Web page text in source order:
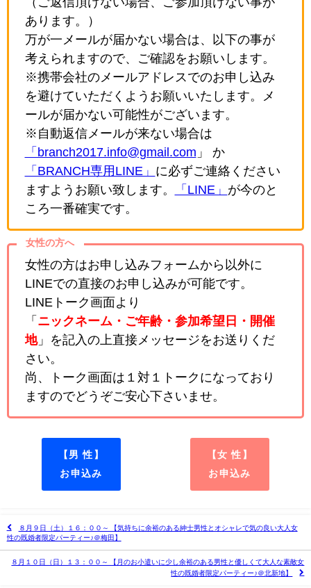
あります。）
万が一メールが届かない場合は、以下の事が
考えられますので、ご確認をお願いします。
※携帯会社のメールアドレスでのお申し込み
を避けていただくようお願いいたします。メ
ールが届かない可能性がございます。
※自動返信メールが来ない場合は
「branch2017.info@gmail.com 」 か
「BRANCH専用LINE」 に必ずご連絡ください
ますようお願い致します。
「LINE」 が今のと
ころ一番確実です。
女性の方へ
女性の方はお申し込みフォームから以外に
LINEでの直接のお申し込みが可能です。
LINEトーク画面より
「 ニックネーム・ご年齢・参加希望日・開催
地」を記入の上直接メッセージをお送りくだ
さい。
尚、トーク画面は１対１トークになっており
ますのでどうぞご安心下さいませ。
【男 性】
お申込み
【女 性】
お申込み
８月９日（土）１６：００～ 【気持ちに余裕のある紳士男性とオシャレで気の良い大人女
性の既婚者限定パーティー♪＠梅田】
８月１０日（日）１３：００～ 【月のお小遣いに少し余裕のある男性と優しくて大人な素敵女
性の既婚者限定パーティー♪＠北新地】